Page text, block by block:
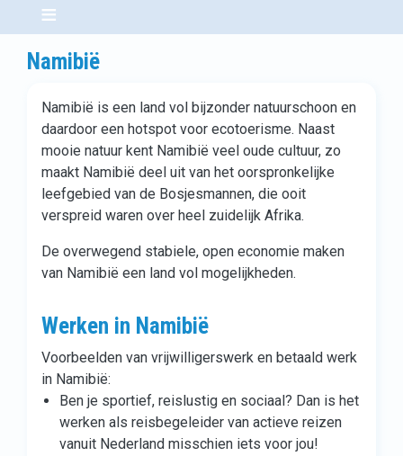
Namibië
Namibië is een land vol bijzonder natuurschoon en
daardoor een hotspot voor ecotoerisme. Naast
mooie natuur kent Namibië veel oude cultuur, zo
maakt Namibië deel uit van het oorspronkelijke
leefgebied van de Bosjesmannen, die ooit
verspreid waren over heel zuidelijk Afrika.
De overwegend stabiele, open economie maken
van Namibië een land vol mogelijkheden.
Werken in Namibië
Voorbeelden van vrijwilligerswerk en betaald werk
in Namibië:
Ben je sportief, reislustig en sociaal? Dan is het
werken als reisbegeleider van actieve reizen
vanuit Nederland misschien iets voor jou!